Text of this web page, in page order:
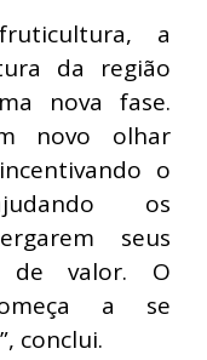
a
da região
nova fase.
novo olhar
o
os
seus
de valor. O
a se
conclui.